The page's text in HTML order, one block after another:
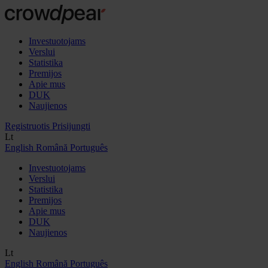
Investuotojams
Verslui
Statistika
Premijos
Apie mus
DUK
Naujienos
Registruotis Prisijungti
Lt
English Română Português
Investuotojams
Verslui
Statistika
Premijos
Apie mus
DUK
Naujienos
Lt
English Română Português